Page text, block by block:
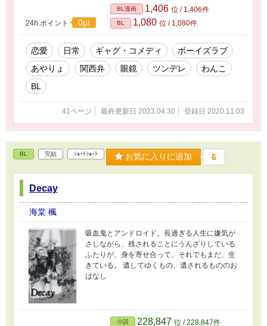
属性だったはずだが佐倉に対してだけはなぜか
発動しない。 佐倉文明（アヤ） 38歳爬虫類顔に
メガネのリゾートホテル副支配人。 仕事は完璧
だが私生活は適当、無気力無反応。 出不精・筆
不精・恋愛不精。 アルファポリス内にあるあや
りょの小説
https://www.alphapolis.co.jp/novel/376601623/5
59539971
https://www.alphapolis.co.jp/novel/376601623/1
34529310
https://www.alphapolis.co.jp/novel/376601623/3
58502436
24h.ポイント 0pt
BL漫画 1,406 位 / 1,406件
BL 1,080 位 / 1,080件
恋愛 日常 ギャグ・コメディ
ボーイズラブ
あやりょ
関西弁 眼鏡 ツンデレ
わんこ
BL
41ページ 最終更新日 2023.04.30 登録日 2020.11.03
BL 完結 ｼｮｰﾄｼｮｰﾄ お気に入りに追加 6
Decay
海棠 楓
吸血鬼とアンドロイド。長過ぎる人生に嫌気が
さしながら、残されることにうんざりしている
ふたりが、身を寄せ合って、それでもまだ、生
きている。 遺してゆくもの、遺されるもののお
はなし
小説 228,847 位 / 228,847件